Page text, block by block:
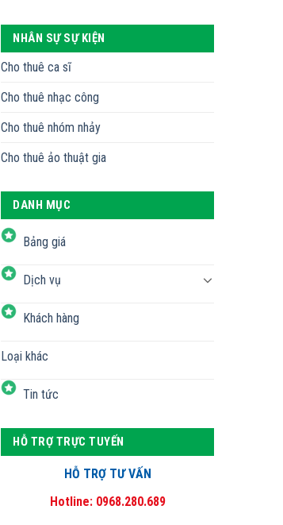
NHÂN SỰ SỰ KIỆN
Cho thuê ca sĩ
Cho thuê nhạc công
Cho thuê nhóm nhảy
Cho thuê ảo thuật gia
DANH MỤC
Bảng giá
Dịch vụ
Khách hàng
Loại khác
Tin tức
HỖ TRỢ TRỰC TUYẾN
HỖ TRỢ TƯ VẤN
Hotline: 0968.280.689